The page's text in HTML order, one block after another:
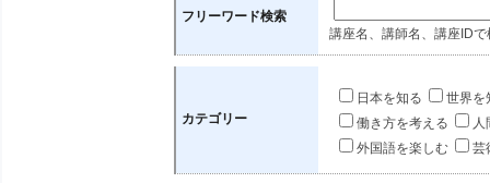
フリーワード検索
講座名、講師名、講座IDで
カテゴリー
日本を知る
世界を
働き方を考える
人
外国語を楽しむ
芸